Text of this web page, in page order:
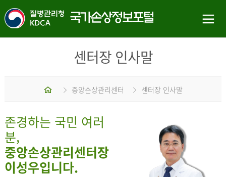
센터장 인사말
중앙손상관리센터 센터장 인사말
존경하는 국민 여러
분,
중앙손상관리센터장
이성우입니다.